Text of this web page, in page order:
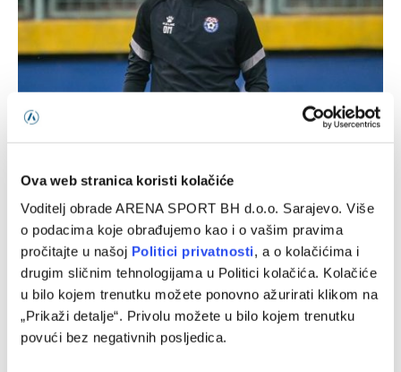
Ova web stranica koristi kolačiće
Voditelj obrade ARENA SPORT BH d.o.o. Sarajevo. Više
o podacima koje obrađujemo kao i o vašim pravima
pročitajte u našoj Politici privatnosti, a o kolačićima i
drugim sličnim tehnologijama u Politici kolačića. Kolačiće
u bilo kojem trenutku možete ponovno ažurirati klikom na
„Prikaži detalje“. Privolu možete u bilo kojem trenutku
povući bez negativnih posljedica.
Milanović: Protivnik nam je u određenoj mjeri nepoznanica